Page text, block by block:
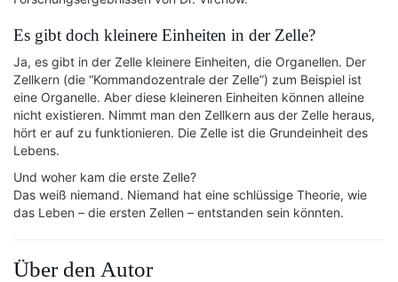
Es gibt doch kleinere Einheiten in der Zelle?
Ja, es gibt in der Zelle kleinere Einheiten, die Organellen. Der
Zellkern (die “Kommandozentrale der Zelle”) zum Beispiel ist
eine Organelle. Aber diese kleineren Einheiten können alleine
nicht existieren. Nimmt man den Zellkern aus der Zelle heraus,
hört er auf zu funktionieren. Die Zelle ist die Grundeinheit des
Lebens.
Und woher kam die erste Zelle?
Das weiß niemand. Niemand hat eine schlüssige Theorie, wie
das Leben – die ersten Zellen – entstanden sein könnten.
Über den Autor